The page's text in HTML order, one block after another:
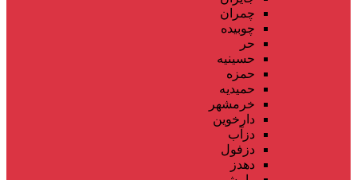
چمران
چوبیده
حر
حسینیه
حمزه
حمیدیه
خرمشهر
دارخوین
دزآب
دزفول
دهدز